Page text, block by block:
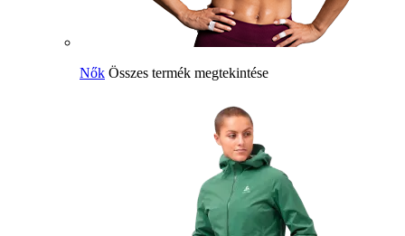
Nők Összes termék megtekintése